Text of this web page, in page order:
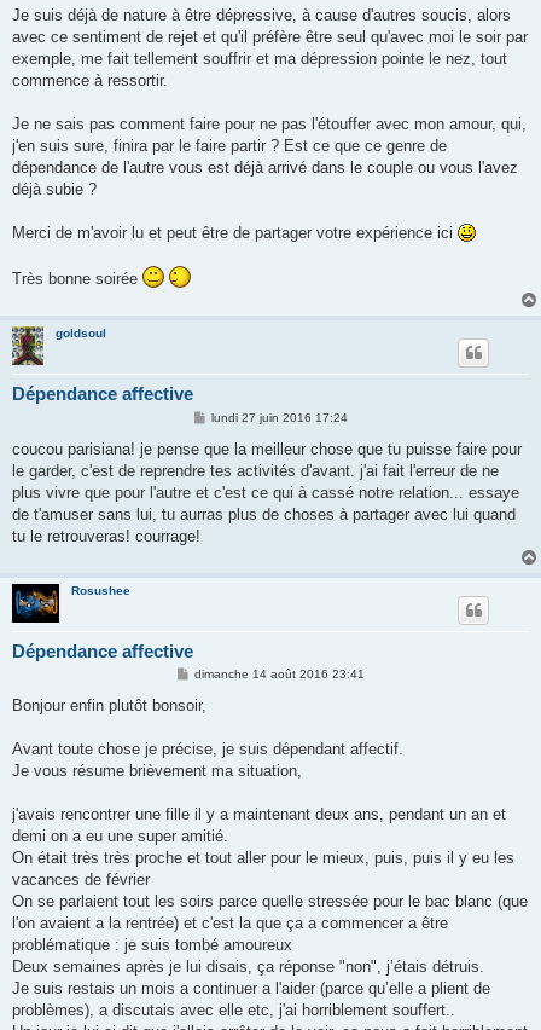
Je suis déjà de nature à être dépressive, à cause d'autres soucis, alors
avec ce sentiment de rejet et qu'il préfère être seul qu'avec moi le soir par
exemple, me fait tellement souffrir et ma dépression pointe le nez, tout
commence à ressortir.
Je ne sais pas comment faire pour ne pas l'étouffer avec mon amour, qui,
j'en suis sure, finira par le faire partir ? Est ce que ce genre de
dépendance de l'autre vous est déjà arrivé dans le couple ou vous l'avez
déjà subie ?
Merci de m'avoir lu et peut être de partager votre expérience ici
Très bonne soirée
goldsoul
Dépendance affective
M
s
s
a
g
lundi 27 juin 2016 17:24
coucou parisiana! je pense que la meilleur chose que tu puisse faire pour
le garder, c'est de reprendre tes activités d'avant. j'ai fait l'erreur de ne
plus vivre que pour l'autre et c'est ce qui à cassé notre relation... essaye
de t'amuser sans lui, tu aurras plus de choses à partager avec lui quand
tu le retrouveras! courrage!
Rosushee
Dépendance affective
M
s
g
dimanche 14 août 2016 23:41
Bonjour enfin plutôt bonsoir,
Avant toute chose je précise, je suis dépendant affectif.
Je vous résume brièvement ma situation,
j'avais rencontrer une fille il y a maintenant deux ans, pendant un an et
demi on a eu une super amitié.
On était très très proche et tout aller pour le mieux, puis, puis il y eu les
vacances de février
On se parlaient tout les soirs parce quelle stressée pour le bac blanc (que
l'on avaient a la rentrée) et c'est la que ça a commencer a être
problématique : je suis tombé amoureux
Deux semaines après je lui disais, ça réponse "non", j’étais détruis.
Je suis restais un mois a continuer a l'aider (parce qu’elle a plient de
problèmes), a discutais avec elle etc, j'ai horriblement souffert..